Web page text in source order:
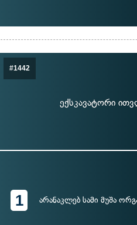
#1442
ექსკავატორი
1 არანაკლებ სამი მუშა